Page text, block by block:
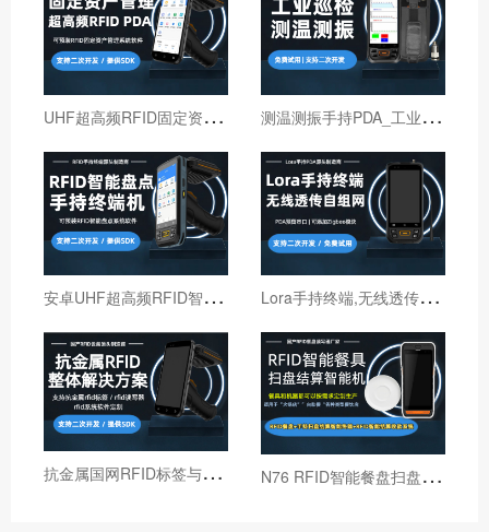
U
HF超高频RFID固定资产管理手持终端机 测
温测振手持PDA_工业巡检手持终端机_红外线测温PDA
安
卓UHF超高频RFID智能盘点手持终端设备 L
ora手持终端,无线透传自组网pda,高性能Lora智能巡检机
抗
金属国网RFID标签与国网RFID读写器厂家 N
76 RFID智能餐盘扫盘机 火锅店RFID智能结算机